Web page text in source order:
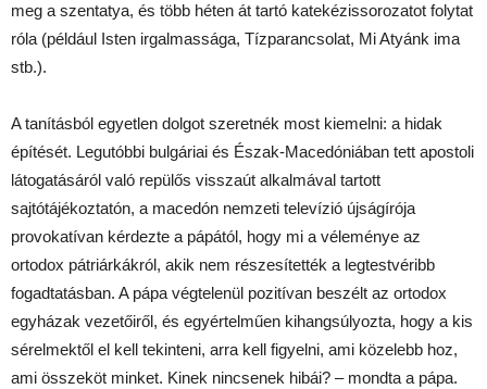
meg a szentatya, és több héten át tartó katekézissorozatot folytat
róla (például Isten irgalmassága, Tízparancsolat, Mi Atyánk ima
stb.).
A tanításból egyetlen dolgot szeretnék most kiemelni: a hidak
építését. Legutóbbi bulgáriai és Észak-Macedóniában tett apostoli
látogatásáról való repülős visszaút alkalmával tartott
sajtótájékoztatón, a macedón nemzeti televízió újságírója
provokatívan kérdezte a pápától, hogy mi a véleménye az
ortodox pátriárkákról, akik nem részesítették a legtestvéribb
fogadtatásban. A pápa végtelenül pozitívan beszélt az ortodox
egyházak vezetőiről, és egyértelműen kihangsúlyozta, hogy a kis
sérelmektől el kell tekinteni, arra kell figyelni, ami közelebb hoz,
ami összeköt minket. Kinek nincsenek hibái? – mondta a pápa.